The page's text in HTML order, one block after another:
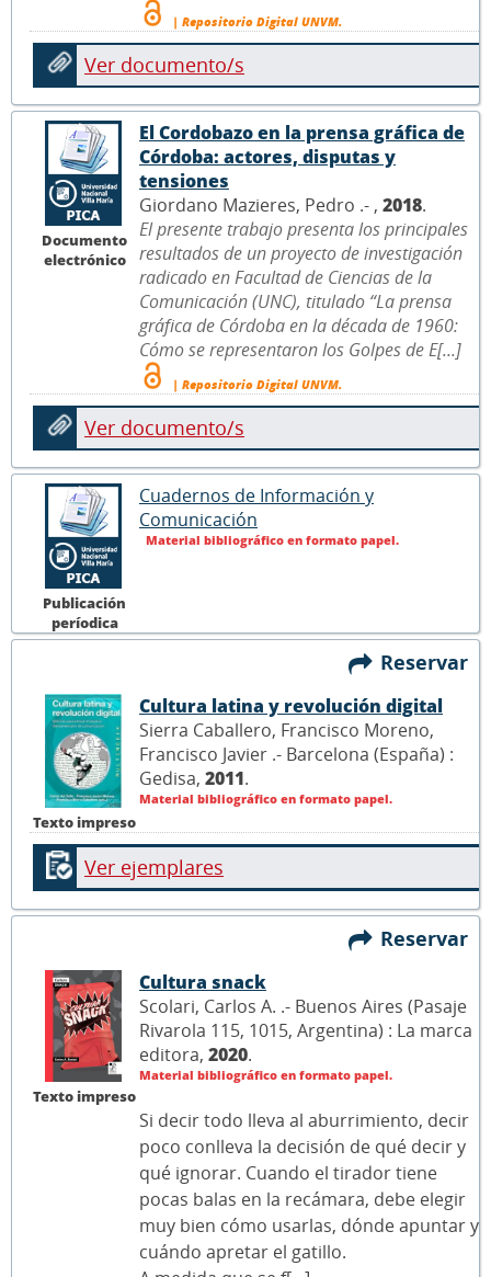
| Repositorio Digital UNVM.
Ver documento/s
Documento
electrónico
El Cordobazo en la prensa gráfica de
Córdoba: actores, disputas y
tensiones
Giordano Mazieres, Pedro .- , 2018.
El presente trabajo presenta los principales
resultados de un proyecto de investigación
radicado en Facultad de Ciencias de la
Comunicación (UNC), titulado “La prensa
gráfica de Córdoba en la década de 1960:
Cómo se representaron los Golpes de E[...]
| Repositorio Digital UNVM.
Ver documento/s
Publicación
períodica
Cuadernos de Información y
Comunicación
Material bibliográfico en formato papel.
Reservar
Texto impreso
Cultura latina y revolución digital
Sierra Caballero, Francisco Moreno,
Francisco Javier .- Barcelona (España) :
Gedisa, 2011.
Material bibliográfico en formato papel.
Ver ejemplares
Reservar
Texto impreso
Cultura snack
Scolari, Carlos A. .- Buenos Aires (Pasaje
Rivarola 115, 1015, Argentina) : La marca
editora, 2020.
Material bibliográfico en formato papel.
Si decir todo lleva al aburrimiento, decir
poco conlleva la decisión de qué decir y
qué ignorar. Cuando el tirador tiene
pocas balas en la recámara, debe elegir
muy bien cómo usarlas, dónde apuntar y
cuándo apretar el gatillo.